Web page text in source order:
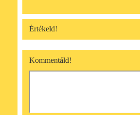
Értékeld!
Kommentáld!